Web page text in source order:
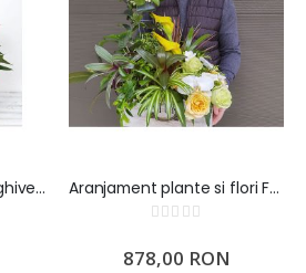
Cutie cu hortensie in ghiveci si flori de primavara Aranjament plante si flori Fresh
Rating:
878,00 RON